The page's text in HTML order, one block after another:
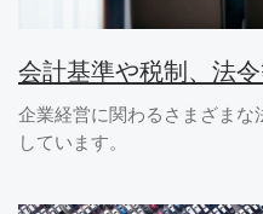
会計基準や税制、法
企業経営に関わるさまざま
しています。